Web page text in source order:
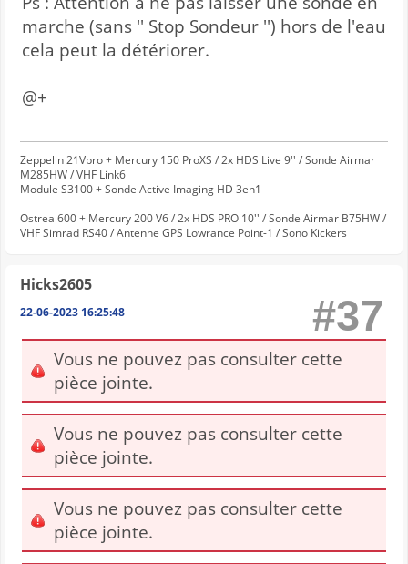
marche (sans '' Stop Sondeur '') hors de l'eau
cela peut la détériorer.
@+
Zeppelin 21Vpro + Mercury 150 ProXS / 2x HDS Live 9'' / Sonde Airmar
M285HW / VHF Link6
Module S3100 + Sonde Active Imaging HD 3en1
Ostrea 600 + Mercury 200 V6 / 2x HDS PRO 10'' / Sonde Airmar B75HW /
VHF Simrad RS40 / Antenne GPS Lowrance Point-1 / Sono Kickers
Hicks2605
22-06-2023 16:25:48 #37
Vous ne pouvez pas consulter cette
pièce jointe.
Vous ne pouvez pas consulter cette
pièce jointe.
Vous ne pouvez pas consulter cette
pièce jointe.